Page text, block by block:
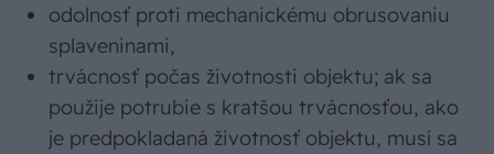
odolnosť proti mechanickému obrusovaniu
splaveninami,
trvácnosť počas životnosti objektu; ak sa
použije potrubie s kratšou trvácnosťou, ako
je predpokladaná životnosť objektu, musí sa